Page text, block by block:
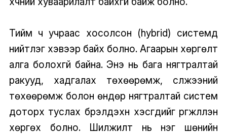
Тийм ч учраас хосолсон (hybrid) системүүд
нийтлэг хэвээр байх болно. Агаарын хөргөлт
алга болохгүй байна. Энэ нь бага нягтралтай
ракууд, хадгалах төхөөрөмж, сүлжээний
төхөөрөмж болон өндөр нягтралтай систем
доторх туслах бүрэлдэхүүн хэсгүүдийг үргжлүүлэн
хөргөх болно. Шилжилт нь нэг шөнийн